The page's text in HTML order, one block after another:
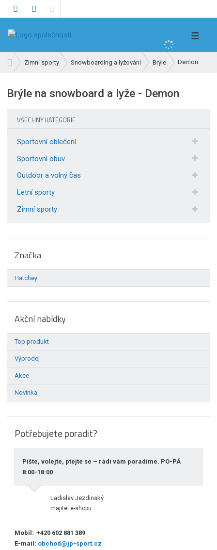
d
a
☰
v
d
Zimní sporty Snowboarding a lyžování Brýle Demon
Brýle na snowboard a lyže - Demon
VŠECHNY KATEGORIE
Sportovní oblečení
Sportovní obuv
Outdoor a volný čas
Letní sporty
Zimní sporty
Značka
Hatchey
Akční nabídky
Top produkt
Výprodej
Akce
Novinka
Potřebujete poradit?
Pište, volejte, ptejte se – rádi vám poradíme. PO-PÁ
8:00-18:00
Ladislav Jezdinský
majitel e-shopu
Mobil: +420 602 881 389
E-mail: obchod@jp-sport.cz